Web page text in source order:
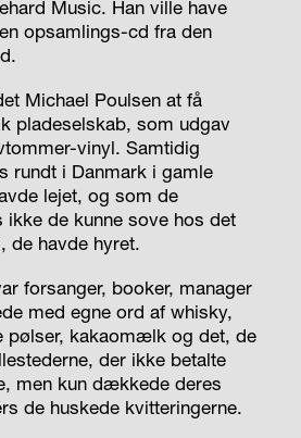
Music. Han ville have
opsamlings-cd fra den
Michael Poulsen at få
pladeselskab, som udgav
vinyl. Samtidig
rundt i Danmark i gamle
lejet, og som de
ikke de kunne sove hos det
de havde hyret.
forsanger, booker, manager
med egne ord af whisky,
kakaomælk og det, de
der ikke betalte
men kun dækkede deres
de huskede kvitteringerne.